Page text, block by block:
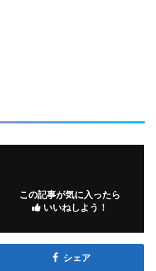
この記事が気に入ったら
いいねしよう！
シェア